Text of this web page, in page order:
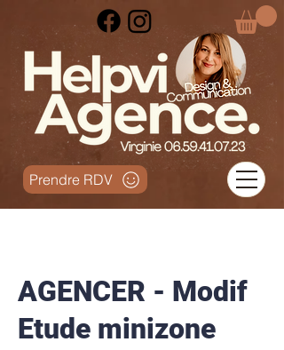
Prendre RDV
AGENCER - Modif
Etude minizone